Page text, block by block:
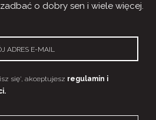
o dobry sen i wiele więcej.
się', akceptujesz regulamin i